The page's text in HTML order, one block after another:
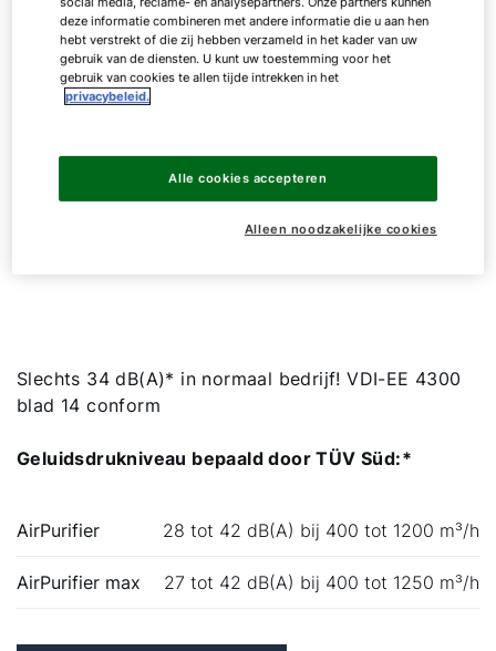
elkaar komen en extra luchtreiniging nodig is. De
luchtreiniger is geschikt voor ruimten met een
oppervlakte tot 120 m2per toestel en filtert de
binnenlucht met een zeer effectieve HEPA-filter H14
(AirPurifier) of een fijnstof-/pollenfilter (AirPurifier
max). Toepassingen omvatten onder meer
klaslokalen, kinderdagverblijven, restaurants,
conferentieruimten, kantoren, medische praktijken
Slechts 34 dB(A)* in normaal bedrijf! VDI-EE 4300
blad 14 conform
Geluidsdrukniveau bepaald door TÜV Süd:*
AirPurifier 28 tot 42 dB(A) bij 400 tot 1200 m³/h
AirPurifier max 27 tot 42 dB(A) bij 400 tot 1250 m³/h
deze informatie combineren met andere informatie die u aan hen
hebt verstrekt of die zij hebben verzameld in het kader van uw
gebruik van de diensten. U kunt uw toestemming voor het
gebruik van cookies te allen tijde intrekken in het
privacybeleid.
Alleen noodzakelijke cookies
Alle cookies accepteren